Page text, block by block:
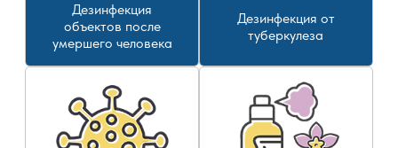
Дезинфекция
объектов после
умершего человека
Дезинфекция от
туберкулеза